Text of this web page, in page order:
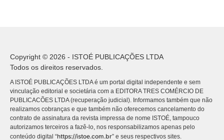
Copyright © 2026 - ISTOÉ PUBLICAÇÕES LTDA
Todos os direitos reservados.
A ISTOÉ PUBLICAÇÕES LTDA é um portal digital independente e sem
vinculação editorial e societária com a EDITORA TRES COMÉRCIO DE
PUBLICACÕES LTDA (recuperação judicial). Informamos também que não
realizamos cobranças e que também não oferecemos cancelamento do
contrato de assinatura da revista impressa de nome ISTOÉ, tampouco
autorizamos terceiros a fazê-lo, nos responsabilizamos apenas pelo
conteúdo digital “https://istoe.com.br” e seus respectivos sites.